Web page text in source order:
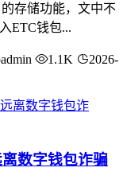
存储功能，文中不
ETC钱包...
1.1K
2026-
数字钱包诈骗